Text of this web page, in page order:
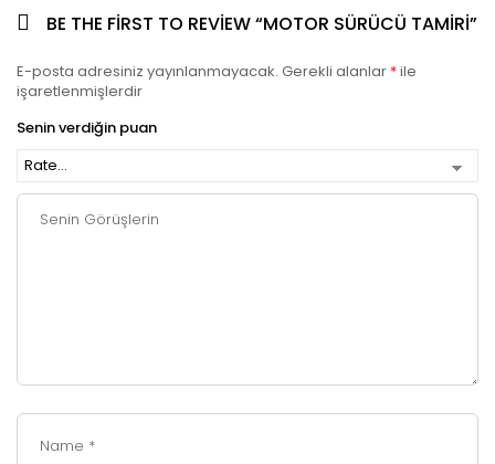
BE THE FIRST TO REVIEW “MOTOR SÜRÜCÜ TAMIRI”
E-posta adresiniz yayınlanmayacak. Gerekli alanlar *ile
işaretlenmişlerdir
Senin verdiğin puan